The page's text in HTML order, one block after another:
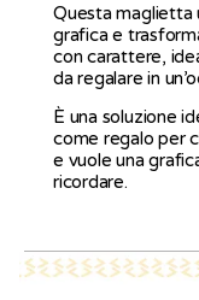
Questa maglietta
grafica e
con carattere,
da regalare in
È una soluzione
come regalo per
e vuole una
ricordare.